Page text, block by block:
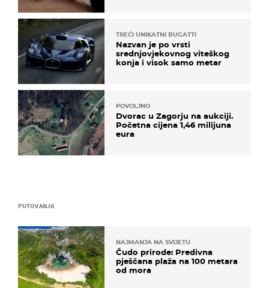
PUTOVANJA
NAJMANJA NA SVIJETU
Čudo prirode: Predivna
pješčana plaža na 100 metara
od mora
TREĆI UNIKATNI BUGATTI
Nazvan je po vrsti
srednjovjekovnog viteškog
konja i visok samo metar
POVOLJNO
Dvorac u Zagorju na aukciji.
Početna cijena 1,46 milijuna
eura